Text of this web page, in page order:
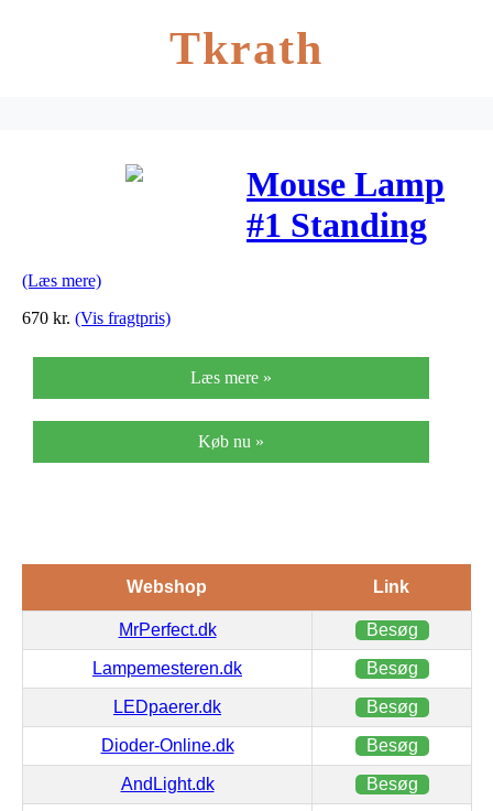
Tkrath
Mouse Lamp
#1 Standing
Seletti
(Læs mere)
670 kr. (Vis fragtpris)
Læs mere »
Køb nu »
Webshop Link
MrPerfect.dk Besøg
Lampemesteren.dk Besøg
LEDpaerer.dk Besøg
Dioder-Online.dk Besøg
AndLight.dk Besøg